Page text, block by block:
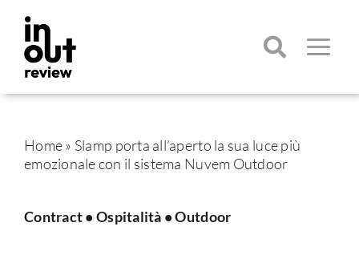
contenuto
Toggle
per:
Home» Slamp porta all’aperto la sua luce più
emozionale con il sistema Nuvem Outdoor
Contract• Ospitalità •Outdoor